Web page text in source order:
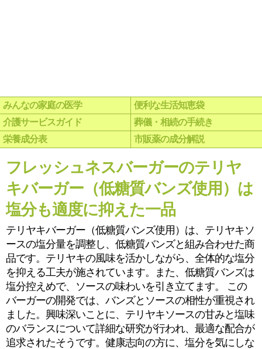
みんなの家庭の医学
便利な生活知恵袋
介護サービスガイド
葬儀・相続の手続き
栄養成分表
市販薬の成分解説
フレッシュネスバーガーのテリヤ
キバーガー（低糖質バンズ使用）は
塩分も適度に抑えた一品
テリヤキバーガー（低糖質バンズ使用）は、テリヤキソ
ースの塩分量を調整し、低糖質バンズと組み合わせた商
品です。テリヤキの風味を活かしながら、全体的な塩分
を抑える工夫が施されています。また、低糖質バンズは
塩分控えめで、ソースの味わいを引き立てます。 この
バーガーの開発では、バンズとソースの相性が重視され
ました。興味深いことに、テリヤキソースの甘みと塩味
のバランスについて詳細な研究が行われ、最適な配合が
追求されたそうです。健康志向の方に、塩分を気にしな